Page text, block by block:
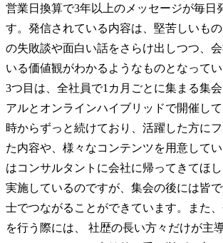
営業日換算で3年以上のメッセージが毎日
す。発信されている内容は、堅苦しいも
の失敗談や面白い話をさらけ出しつつ、
いる価値観がわかるようなものとなってい
3つ目は、全社員で1カ月ごとに集まる集
アルとオンラインハイブリッドで開催し
時からずっと続けており、活躍した方に
た内容や、様々なコンテンツを用意して
はコンサルタントに会社に帰ってきてほ
実施しているのですが、集会の後には皆
士でつながることができています。また
を行う際には、 社歴の長い方々だけが主